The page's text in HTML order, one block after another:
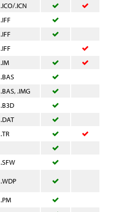
.ICO/.ICN
.IFF
.IFF
.IFF
.IM
.BAS
.BAS, .IMG
.B3D
.DAT
.TR
.SFW
.WDP
.PM